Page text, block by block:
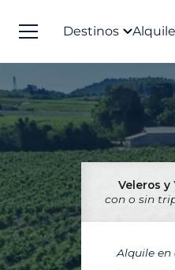
Destinos
Veleros y
con o sin
Alquile en